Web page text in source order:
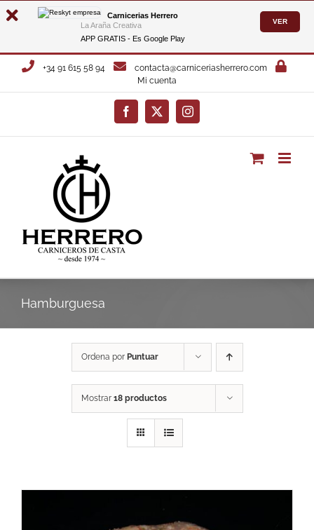
Carnicerias Herrero
La Araña Creativa
APP GRATIS - Es Google Play
VER
Saltar
+34 91 615 58 94
contacta@carniceriasherrero.com
Mi cuenta
Facebook
X Instagram
Hamburguesa
Ordena por Puntuar
Mostrar 18 productos